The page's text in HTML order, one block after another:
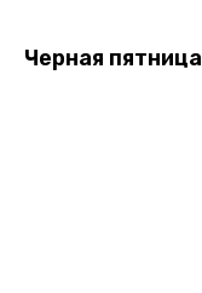
Черная пятница